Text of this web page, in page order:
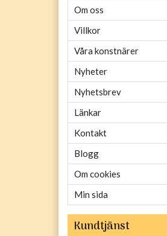
Om oss
Villkor
Våra konstnärer
Nyheter
Nyhetsbrev
Länkar
Kontakt
Blogg
Om cookies
Min sida
Kundtjänst